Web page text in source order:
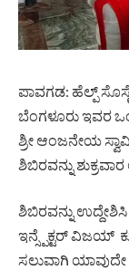
ಪಾವಗಡ: ಹೆಲ್ಪ್
ಬೆಂಗಳೂರು ಇವರ
ಶ್ರೀ ಆಂಜನೇಯ
ಶಿಬಿರವನ್ನು
ಶಿಬಿರವನ್ನು
ಇನ್ಸ್ಪೆಕ್ಟರ್ ವಿಜಯ್
ಸಲುವಾಗಿ ಯಾವುದೇ